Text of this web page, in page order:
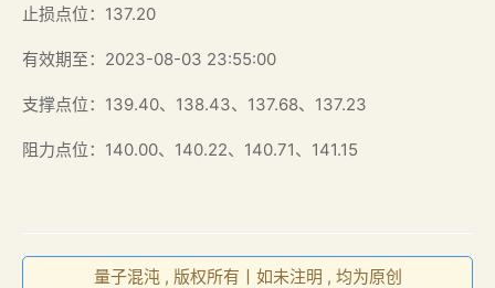
止损点位：137.20
有效期至：2023-08-03 23:55:00
支撑点位：139.40、138.43、137.68、137.23
阻力点位：140.00、140.22、140.71、141.15
量子混沌 , 版权所有丨如未注明 , 均为原创